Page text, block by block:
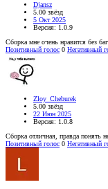
Djansz
5.00 звёзд
5 Окт 2025
Версия: 1.0.9
Сборка мне очень нравится без
Позитивный голос 0 Негативный
Zloy_Cheburek
5.00 звёзд
22 Июн 2025
Версия: 1.0.8
Сборка отличная, правда понять
Позитивный голос 0 Негативный